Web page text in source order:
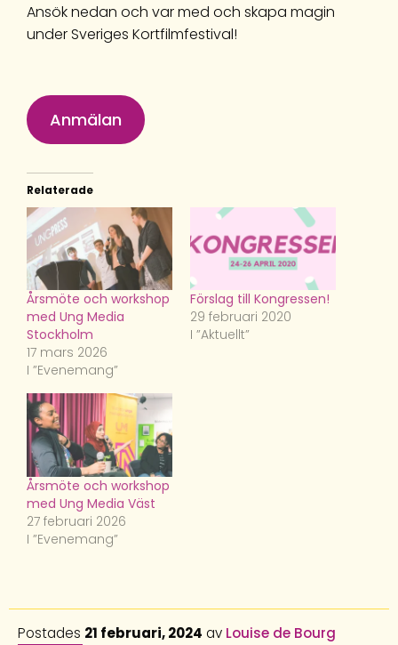
Ansök nedan och var med och skapa magin
under Sveriges Kortfilmfestival!
Anmälan
Relaterade
Årsmöte och workshop
med Ung Media
Stockholm
17 mars 2026
I ”Evenemang”
Förslag till Kongressen!
29 februari 2020
I ”Aktuellt”
Årsmöte och workshop
med Ung Media Väst
27 februari 2026
I ”Evenemang”
Postades 21 februari, 2024 av Louise de Bourg